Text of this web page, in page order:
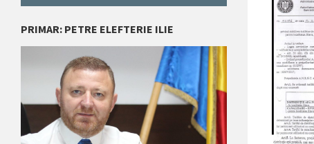
PRIMAR: PETRE ELEFTERIE ILIE